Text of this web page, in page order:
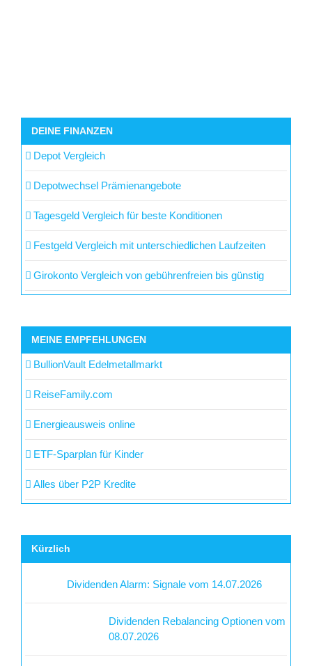
DEINE FINANZEN
Depot Vergleich
Depotwechsel Prämienangebote
Tagesgeld Vergleich für beste Konditionen
Festgeld Vergleich mit unterschiedlichen Laufzeiten
Girokonto Vergleich von gebührenfreien bis günstig
MEINE EMPFEHLUNGEN
BullionVault Edelmetallmarkt
ReiseFamily.com
Energieausweis online
ETF-Sparplan für Kinder
Alles über P2P Kredite
Kürzlich
Dividenden Alarm: Signale vom 14.07.2026
Dividenden Rebalancing Optionen vom
08.07.2026